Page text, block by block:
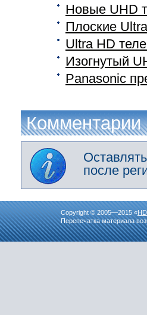
Новые UHD
Плоские
Ultra HD
Изогнутый
Panasonic
Комментарии
после
Copyright © 2005—2015 «
Перепечатка материала